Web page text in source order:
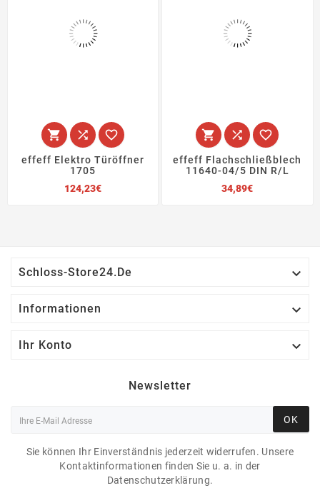
  
effeff Elektro Türöffner
1705
124,23€Preis
  
effeff Flachschließblech
11640-04/5 DIN R/L
34,89€Preis
Schloss-Store24.de 
Informationen 
Ihr Konto 
Newsletter
OK
Sie können Ihr Einverständnis jederzeit widerrufen. Unsere
Kontaktinformationen finden Sie u. a. in der
Datenschutzerklärung.